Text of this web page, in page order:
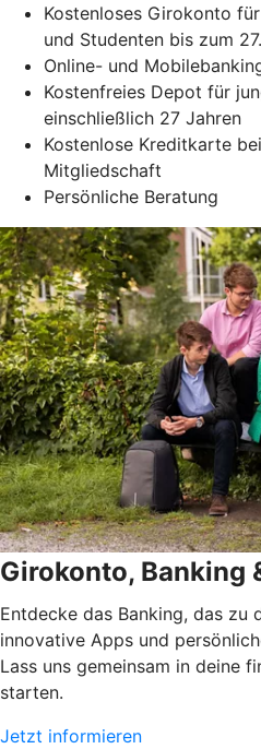
Kostenloses Girokonto
und Studenten bis zum
Online- und
Kostenfreies Depot für
einschließlich 27 Jahren
Kostenlose Kreditkarte
Mitgliedschaft
Persönliche Beratung
Girokonto, Banking
Entdecke das Banking, das zu
innovative Apps und
Lass uns gemeinsam in deine
starten.
Jetzt informieren